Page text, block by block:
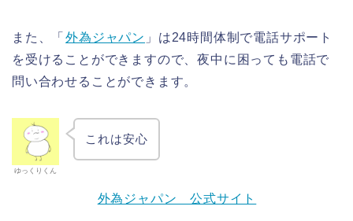
また、「 外為ジャパン 」は24時間体制で電話サポート
を受けることができますので、夜中に困っても電話で
問い合わせることができます。
ゆっくりくん
これは安心
外為ジャパン 公式サイト